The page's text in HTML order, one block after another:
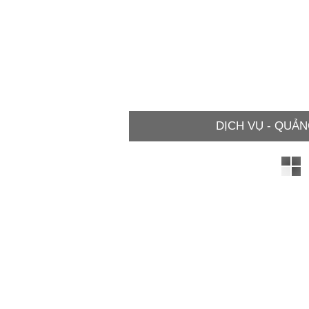
DỊCH VỤ -